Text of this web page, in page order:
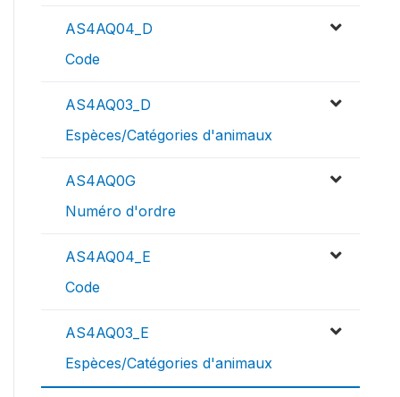
AS4AQ04_D
Code
AS4AQ03_D
Espèces/Catégories d'animaux
AS4AQ0G
Numéro d'ordre
AS4AQ04_E
Code
AS4AQ03_E
Espèces/Catégories d'animaux